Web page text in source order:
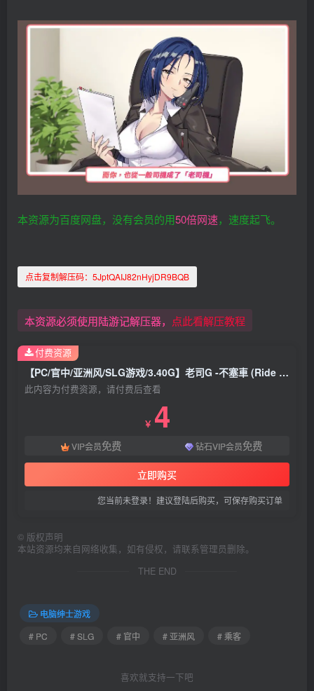
本资源为百度网盘，没有会员的用50倍网速，速度起飞。
点击复制解压码： 5JptQAIJ82nHyjDR9BQB
本资源必须使用陆游记解压器， 点此看解压教程
【PC/官中/亚洲风/SLG游戏/3.40G】老司G -不塞車 (Ride Me, Taxi Driver) Ver2.11 官方中文步兵版+存档+亚洲风SLG游戏+3.40G
此内容为付费资源，请付费后查看
￥ 4
VIP会员免费 钻石VIP会员免费
立即购买
您当前未登录！建议登陆后购买，可保存购买订单
付费资源
© 版权声明
本站资源均来自网络收集，如有侵权，请联系管理员删除。
THE END
电脑绅士游戏
# PC
# SLG # 官中 # 亚洲风 # 乘客
喜欢就支持一下吧